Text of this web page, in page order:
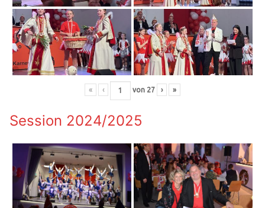
« ‹ von 27 › »
Session 2024/2025